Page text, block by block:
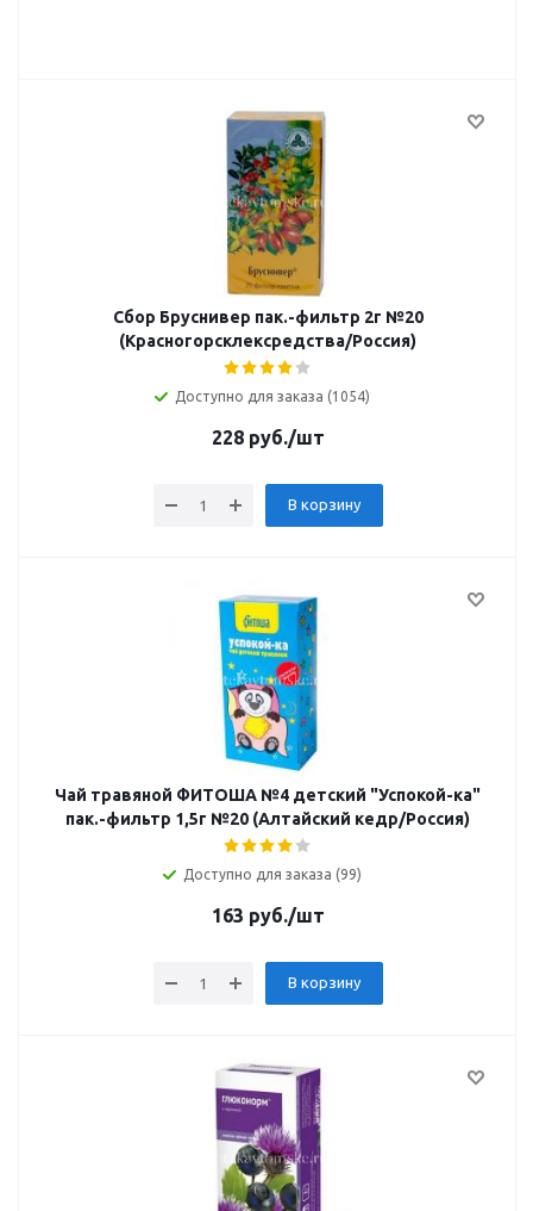
Сбор Бруснивер пак.-фильтр 2г №20
(Красногорсклексредства/Россия)
Доступно для заказа (1054)
228руб./шт
В корзину
Чай травяной ФИТОША №4 детский "Успокой-ка"
пак.-фильтр 1,5г №20 (Алтайский кедр/Россия)
Доступно для заказа (99)
163 руб./шт
В корзину